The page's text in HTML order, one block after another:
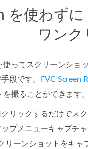
を使わず
ワンク
ってスクリーンショ
段です。
FVC Screen
撮ることができます。
リックするだけでス
プメニューキャプチ
ーンショットをキ